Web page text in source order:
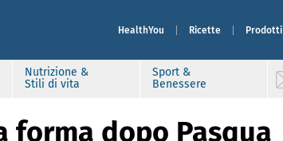
HealthYou Ricette Prodotti
Nutrizione &
Stili di vita
Sport &
Benessere
forma dopo Pasqua